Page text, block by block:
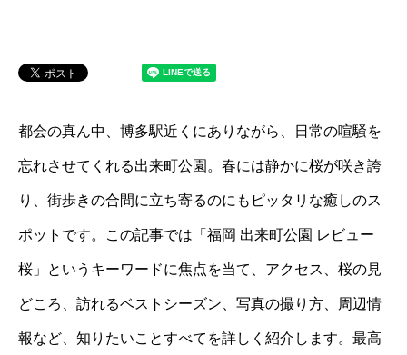
都会の真ん中、博多駅近くにありながら、日常の喧騒を
忘れさせてくれる出来町公園。春には静かに桜が咲き誇
り、街歩きの合間に立ち寄るのにもピッタリな癒しのス
ポットです。この記事では「福岡 出来町公園 レビュー
桜」というキーワードに焦点を当て、アクセス、桜の見
どころ、訪れるベストシーズン、写真の撮り方、周辺情
報など、知りたいことすべてを詳しく紹介します。最高